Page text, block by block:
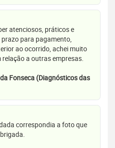
atenciosos, práticos e
para pagamento,
ao ocorrido, achei muito
a outras empresas.
Fonseca (Diagnósticos das
correspondia a foto que